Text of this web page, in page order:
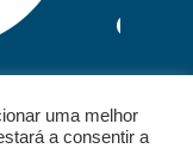
uma melhor
a consentir a